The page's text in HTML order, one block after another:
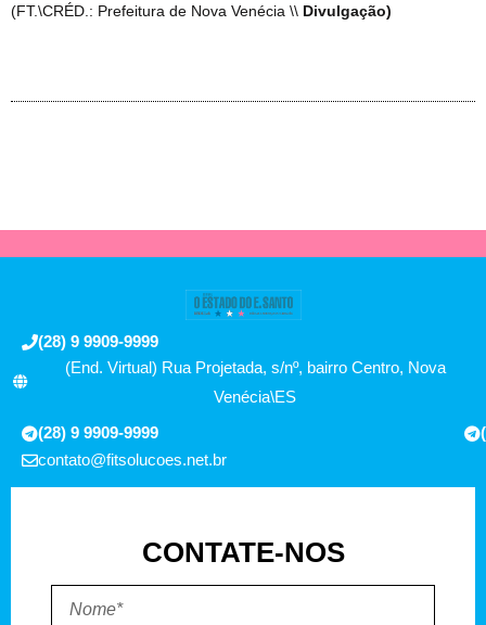
(FT.\CRÉD.: Prefeitura de Nova Venécia \\ Divulgação)
(28) 9 9909-9999
(End. Virtual) Rua Projetada, s/nº, bairro Centro, Nova
Venécia\ES
(28) 9 9909-9999
contato@fitsolucoes.net.br
CONTATE-NOS